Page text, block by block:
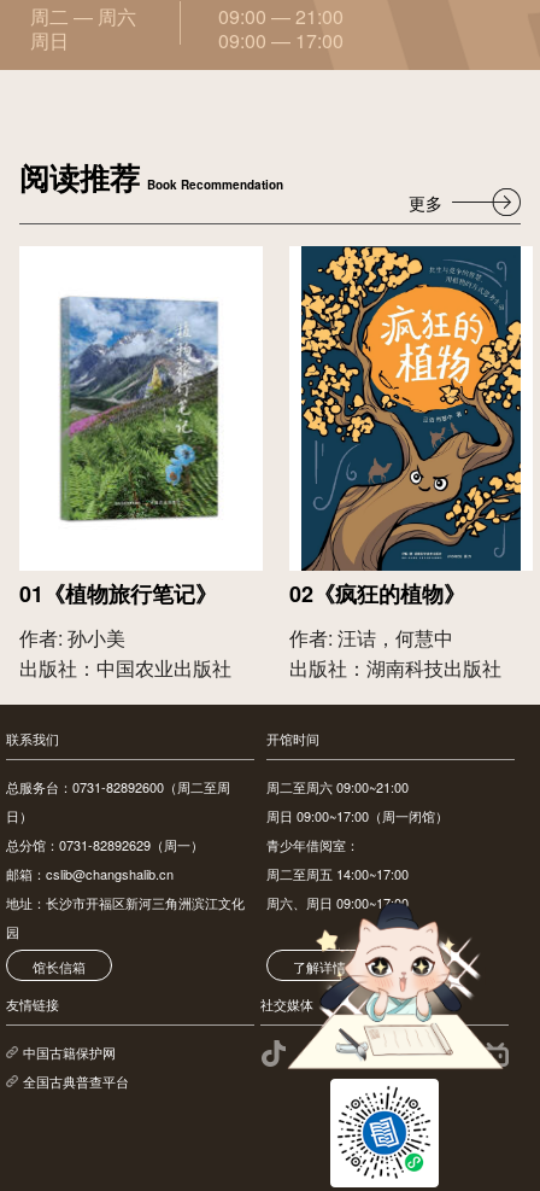
周二 — 周六
周日
09:00 — 21:00
09:00 — 17:00
阅读推荐 Book Recommendation
更多
01 《植物旅行笔记》
作者: 孙小美
出版社：中国农业出版社
02《疯狂的植物》
作者: 汪诘，何慧中
出版社：湖南科技出版社
联系我们
总服务台：0731-82892600（周二至周
日）
总分馆：0731-82892629（周一）
邮箱：cslib@changshalib.cn
地址：长沙市开福区新河三角洲滨江文化
园
馆长信箱
开馆时间
周二至周六 09:00~21:00
周日 09:00~17:00（周一闭馆）
青少年借阅室：
周二至周五 14:00~17:00
周六、周日 09:00~17:00
了解详情
友情链接
中国古籍保护网
全国古典普查平台
社交媒体